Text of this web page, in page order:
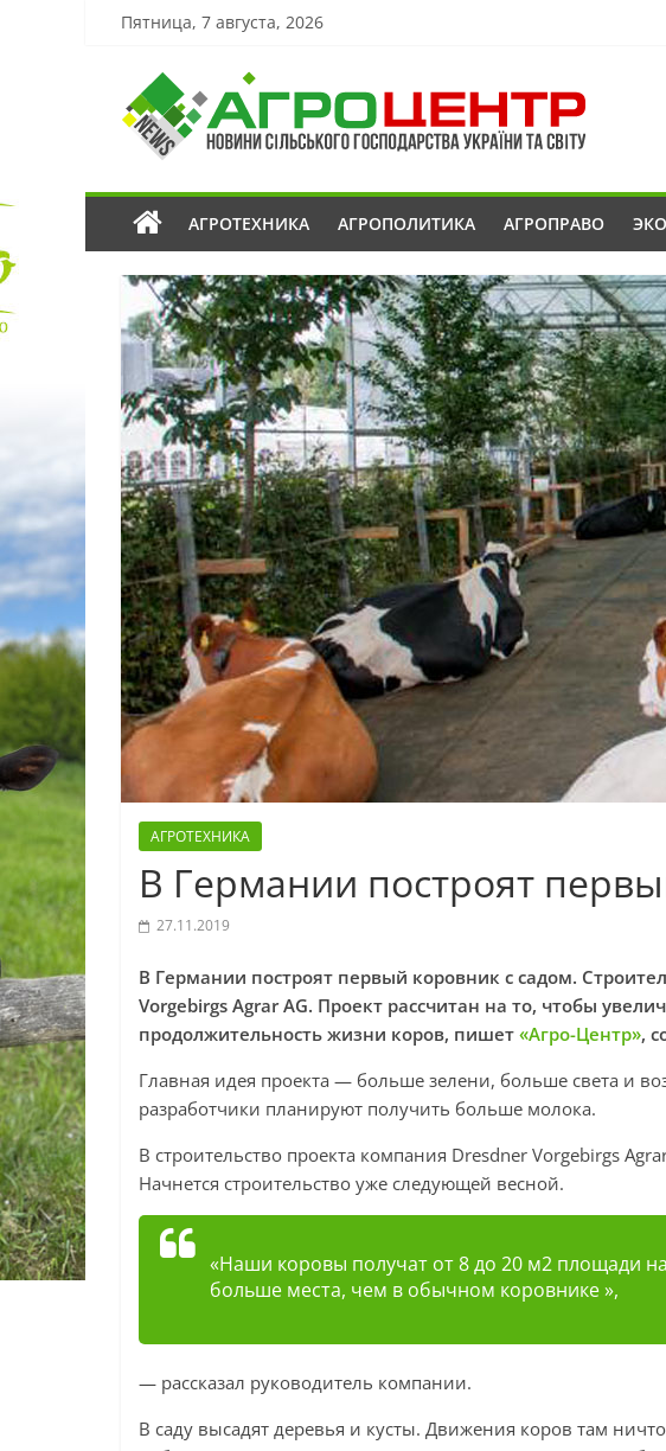
Пятница, 7 августа, 2026
АГРОТЕХНИКА АГРОПОЛИТИКА АГРОПРАВО
АГРОТЕХНИКА
В Германии построят
27.11.2019
В Германии построят первый коровник с садом.
Vorgebirgs Agrar AG. Проект рассчитан на то, чтобы
продолжительность жизни коров, пишет «Агро-Центр»,
Главная идея проекта — больше зелени, больше света и
разработчики планируют получить больше молока.
В строительство проекта компания Dresdner Vorgebirgs
Начнется строительство уже следующей весной.
«Наши коровы получат от 8 до 20 м2 площади
больше места, чем в обычном коровнике »,
— рассказал руководитель компании.
В саду высадят деревья и кусты. Движения коров там